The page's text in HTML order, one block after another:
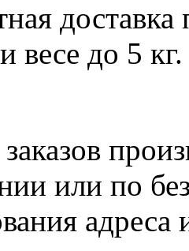
и весе до 5 кг.
или по